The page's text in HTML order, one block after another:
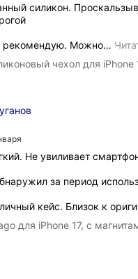
силикон.
рекомендую. Можно…
чехол для
Не увиливает
за период
кейс. Близок к
для iPhone 17, с